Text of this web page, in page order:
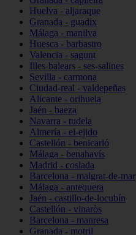
Huelva - aljaraque
Granada - guadix
Málaga - manilva
Huesca - barbastro
Valencia - sagunt
Illes-balears - ses-salines
Sevilla - carmona
Ciudad-real - valdepeñas
Alicante - orihuela
Jaén - baeza
Navarra - tudela
Almería - el-ejido
Castellón - benicarló
Málaga - benahavís
Madrid - coslada
Barcelona - malgrat-de-mar
Málaga - antequera
Jaén - castillo-de-locubín
Castellón - vinaròs
Barcelona - manresa
Granada - motril